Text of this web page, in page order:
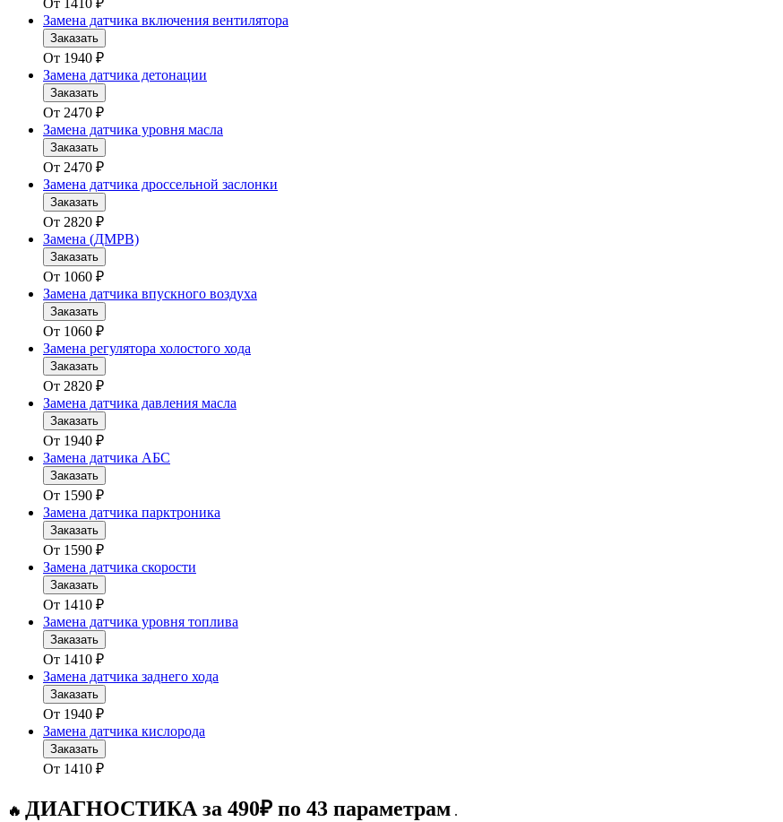
От 1410 ₽
Замена датчика включения вентилятора
Заказать
От 1940 ₽
Замена датчика детонации
Заказать
От 2470 ₽
Замена датчика уровня масла
Заказать
От 2470 ₽
Замена датчика дроссельной заслонки
Заказать
От 2820 ₽
Замена (ДМРВ)
Заказать
От 1060 ₽
Замена датчика впускного воздуха
Заказать
От 1060 ₽
Замена регулятора холостого хода
Заказать
От 2820 ₽
Замена датчика давления масла
Заказать
От 1940 ₽
Замена датчика АБС
Заказать
От 1590 ₽
Замена датчика парктроника
Заказать
От 1590 ₽
Замена датчика скорости
Заказать
От 1410 ₽
Замена датчика уровня топлива
Заказать
От 1410 ₽
Замена датчика заднего хода
Заказать
От 1940 ₽
Замена датчика кислорода
Заказать
От 1410 ₽
🔥 ДИАГНОСТИКА за 490₽ по 43 параметрам .